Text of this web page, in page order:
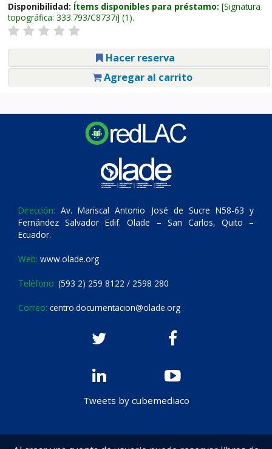
Disponibilidad: Ítems disponibles para préstamo: Signatura
topográfica: 333.793/C8737i (1).
Hacer reserva
Agregar al carrito
Dirección: Av. Mariscal Antonio José de Sucre N58-63 y
Fernández Salvador Edif. Olade – San Carlos, Quito –
Ecuador.
Web: www.olade.org
Teléfono: (593 2) 259 8122 / 2598 280
Correo: centro.documentacion@olade.org
Tweets by cubemediaco